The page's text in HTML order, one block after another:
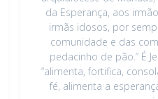
da Esperança, aos
irmãs idosos, por
comunidade e das
pedacinho de pão.” É
“alimenta, fortifica,
fé, alimenta a